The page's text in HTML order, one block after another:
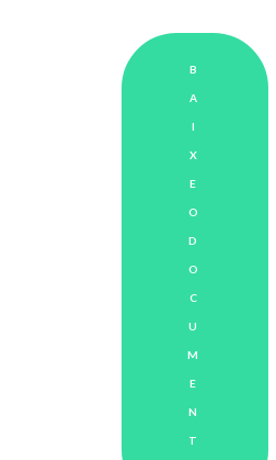
B
A
I
X
E
O
D
O
C
U
M
E
N
T